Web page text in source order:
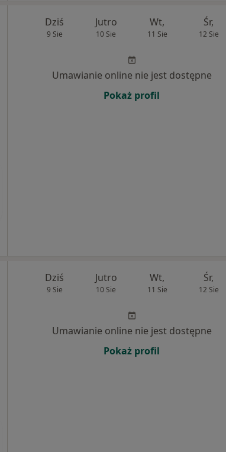
Dziś
9 Sie
Jutro
10 Sie
Wt,
11 Sie
Śr,
12 Sie
Umawianie online nie jest dostępne
Pokaż profil
Dziś
9 Sie
Jutro
10 Sie
Wt,
11 Sie
Śr,
12 Sie
Umawianie online nie jest dostępne
Pokaż profil